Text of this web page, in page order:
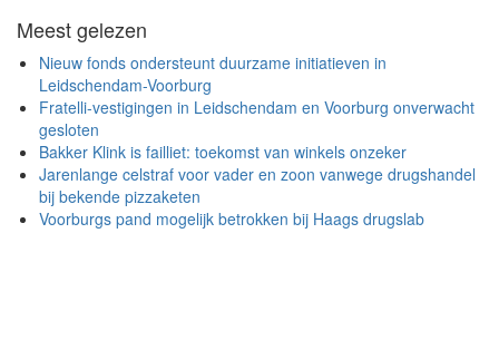
Meest gelezen
Nieuw fonds ondersteunt duurzame initiatieven in
Leidschendam-Voorburg
Fratelli-vestigingen in Leidschendam en Voorburg onverwacht
gesloten
Bakker Klink is failliet: toekomst van winkels onzeker
Jarenlange celstraf voor vader en zoon vanwege drugshandel
bij bekende pizzaketen
Voorburgs pand mogelijk betrokken bij Haags drugslab